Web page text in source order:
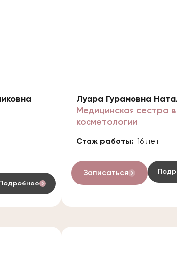
Подробнее
Луара Гурамовна
Медицинская сестра в
косметологии
Стаж работы: 16 лет
Записаться